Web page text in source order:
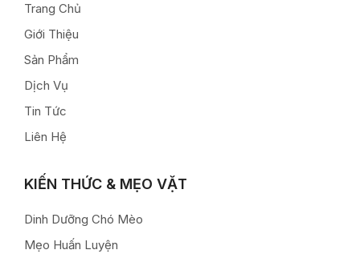
Trang Chủ
Giới Thiệu
Sản Phẩm
Dịch Vụ
Tin Tức
Liên Hệ
KIẾN THỨC & MẸO VẶT
Dinh Dưỡng Chó Mèo
Mẹo Huấn Luyện